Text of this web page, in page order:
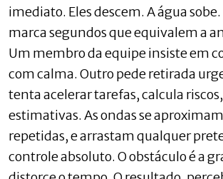
imediato. Eles descem. A água
marca segundos que equivalem a
Um membro da equipe insiste em
com calma. Outro pede retirada
tenta acelerar tarefas, calcula
estimativas. As ondas se
repetidas, e arrastam qualquer
controle absoluto. O obstáculo é a